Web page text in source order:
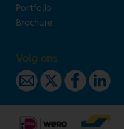
Portfolio
Brochure
Volg ons